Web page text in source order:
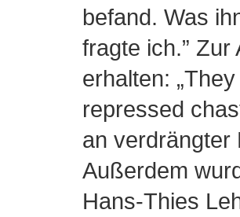
befand. Was
fragte ich.”
erhalten:
repressed
an verdrängter
Außerdem
Hans-Thies